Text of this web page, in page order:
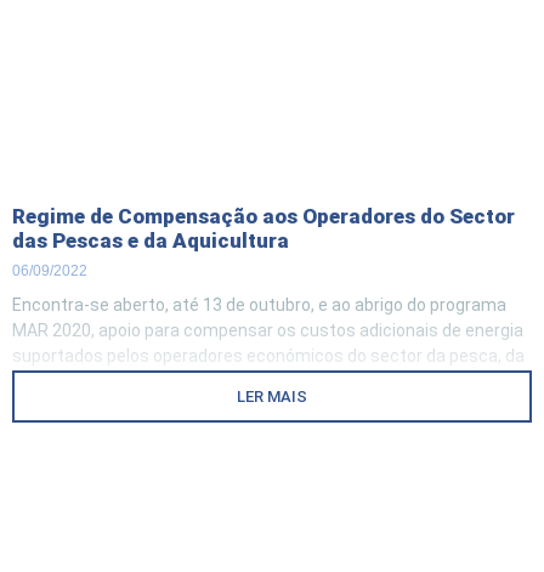
Regime de Compensação aos Operadores do Sector
das Pescas e da Aquicultura
06/09/2022
Encontra-se aberto, até 13 de outubro, e ao abrigo do programa
MAR 2020, apoio para compensar os custos adicionais de energia
suportados pelos operadores económicos do sector da pesca, da
entre 1 de julho e 31 de agosto. Foi prorrogado o
LER MAIS